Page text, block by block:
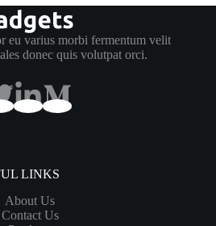
eu varius morbi fermentum velit
donec quis volutpat orci.
LINKS
About Us
Contact Us